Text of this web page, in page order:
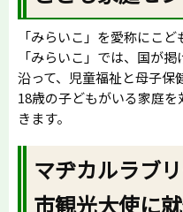
「みらいこ」を愛称にこ
「みらいこ」では、国が
沿って、児童福祉と母子保
18歳の子どもがいる家庭
きます。
マヂカルラブ
市観光大使に